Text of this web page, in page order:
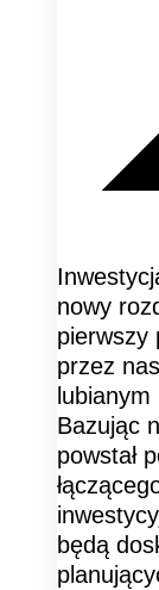
nowy
pierwszy
przez
Bazując
powstał
będą